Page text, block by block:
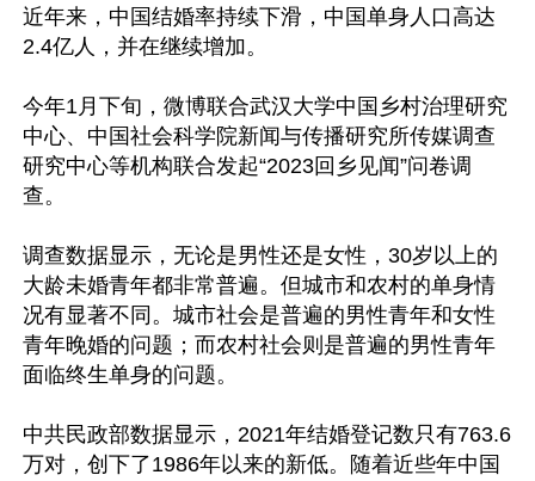
近年来，中国结婚率持续下滑，中国单身人口高达
2.4亿人，并在继续增加。
今年1月下旬，微博联合武汉大学中国乡村治理研究
中心、中国社会科学院新闻与传播研究所传媒调查
研究中心等机构联合发起“2023回乡见闻”问卷调
查。
调查数据显示，无论是男性还是女性，30岁以上的
大龄未婚青年都非常普遍。但城市和农村的单身情
况有显著不同。城市社会是普遍的男性青年和女性
青年晚婚的问题；而农村社会则是普遍的男性青年
面临终生单身的问题。
中共民政部数据显示，2021年结婚登记数只有763.6
万对，创下了1986年以来的新低。随着近些年中国